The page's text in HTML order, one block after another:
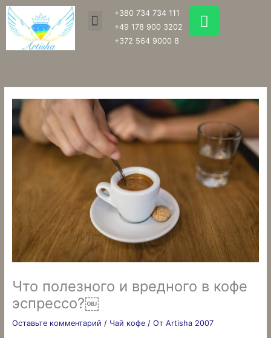
Перейти
содержимому
Menu
+380 734 734 111
+49 178 900 3202
+372 564 9000 8
W
h
a
p
p
Что полезного и вредного в кофе
эспрессо?￼
Оставьте комментарий / Чай кофе/ От Artisha 2007